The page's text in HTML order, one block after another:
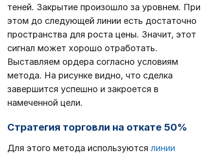
теней. Закрытие произошло за уровнем. При
этом до следующей линии есть достаточно
пространства для роста цены. Значит, этот
сигнал может хорошо отработать.
Выставляем ордера согласно условиям
метода. На рисунке видно, что сделка
завершится успешно и закроется в
намеченной цели.
Стратегия торговли на откате 50%
Для этого метода используются линии